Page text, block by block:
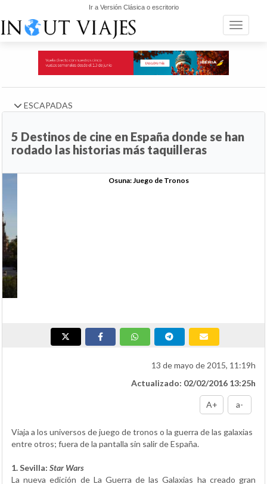
Ir a Versión Clásica o escritorio
Toggle
ESCAPADAS
5 Destinos de cine en España donde se han
rodado las historias más taquilleras
13 de mayo de 2015, 11:19h
Actualizado: 02/02/2016 13:25h
A+ a-
Viaja a los universos de juego de tronos o la guerra de las galaxias
entre otros; fuera de la pantalla sin salir de España.
1. Sevilla: Star Wars
La nueva edición de La Guerra de las Galaxias ha creado gran